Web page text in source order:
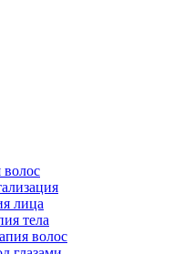
волос
лица
тела
волос